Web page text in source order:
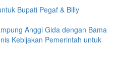
Bupati Pegaf & Billy
Anggi Gida dengan Bama
Kebijakan Pemerintah untuk